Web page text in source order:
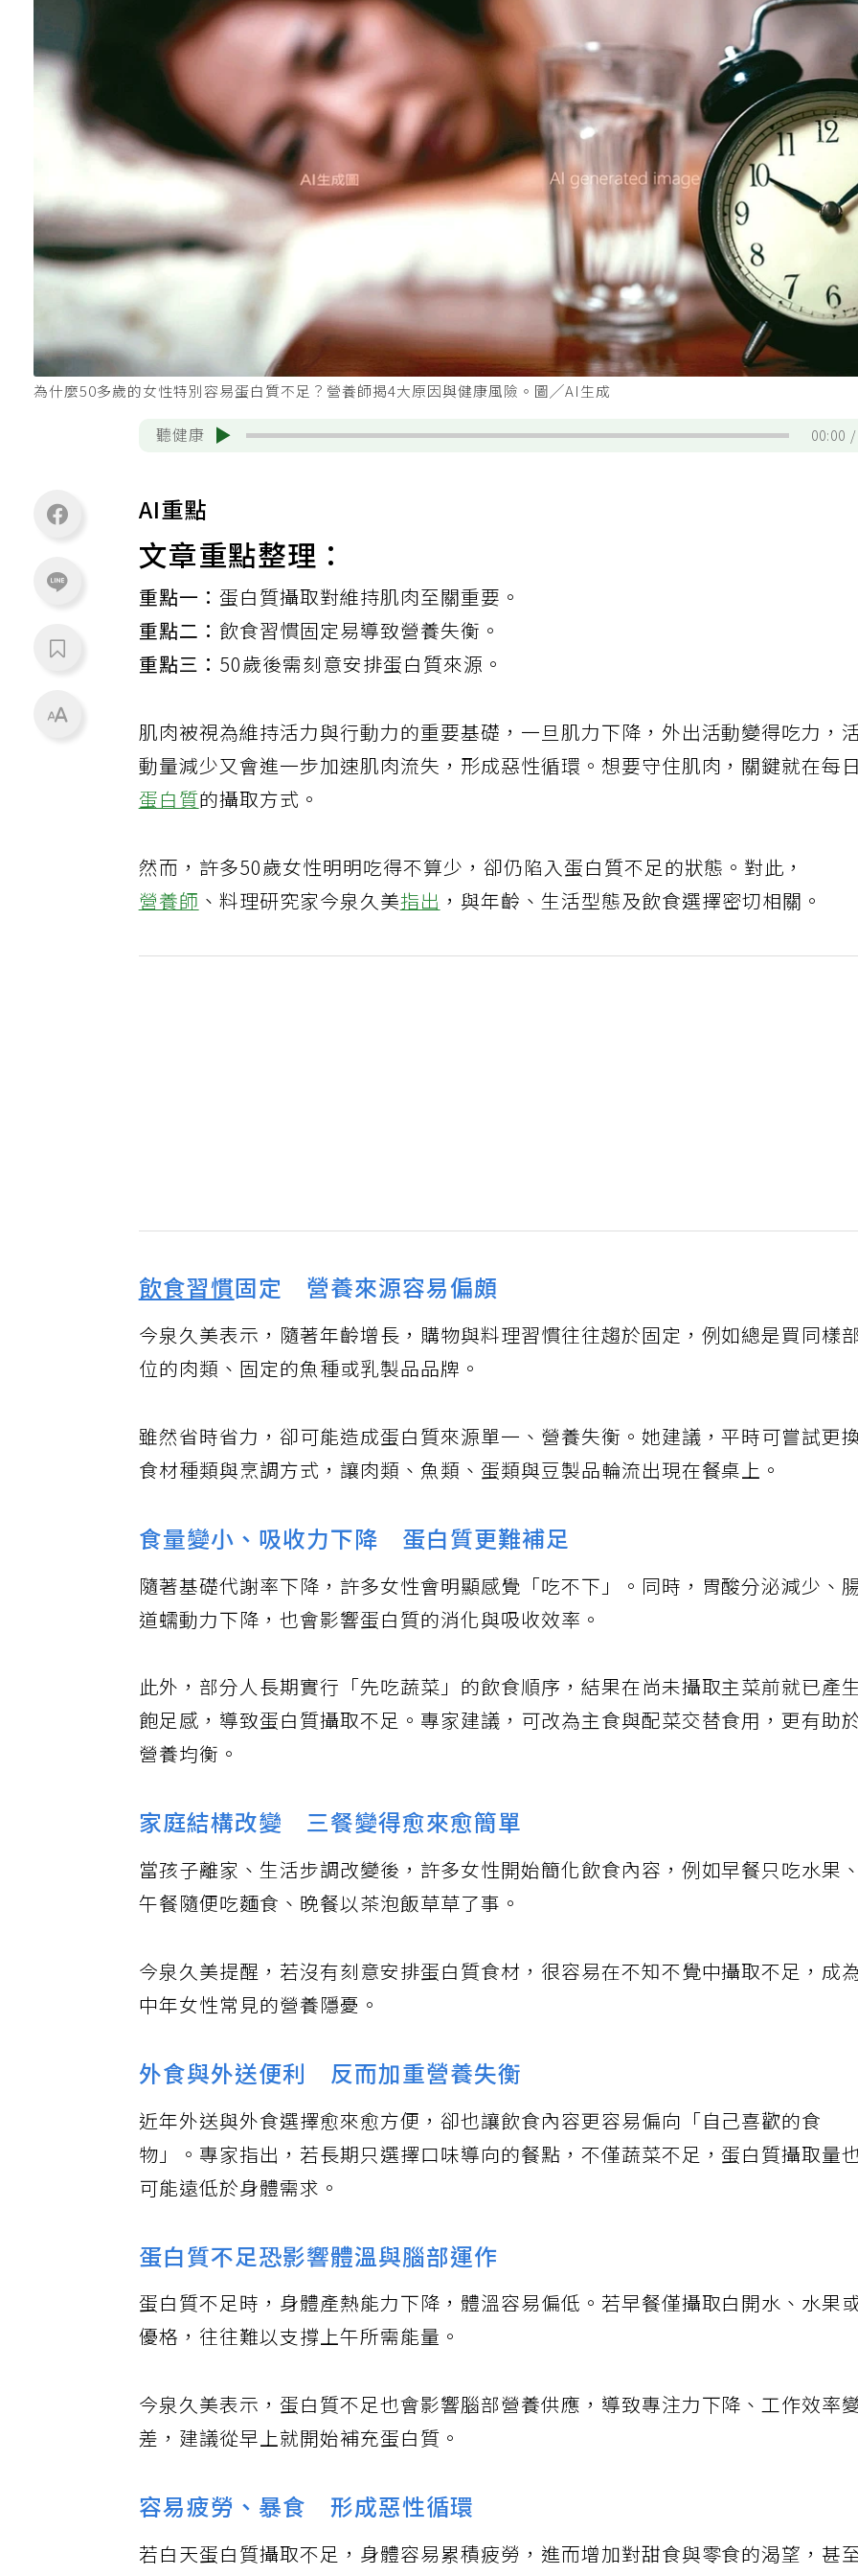
為什麼50多歲的女性特別容易蛋白質不足？營養師揭4大原因與健康風險。圖╱AI生成
聽健康 00:00
AI重點
文章重點整理：
重點一：蛋白質攝取對維持肌肉至關重要。
重點二： 飲食習慣固定易導致營養失衡。
重點三： 50歲後需刻意安排蛋白質來源。
肌肉被視為維持活力與行動力的重要基礎，一旦肌力下降，外出活動變得吃力，
動量減少又會進一步加速肌肉流失，形成惡性循環。想要守住肌肉，關鍵就在每日
蛋白質的攝取方式。
然而，許多50歲女性明明吃得不算少，卻仍陷入蛋白質不足的狀態。對此，
營養師 、料理研究家今泉久美指出 ，與年齡、生活型態及飲食選擇密切相關。
飲食習慣固定 營養來源容易偏頗
今泉久美表示，隨著年齡增長，購物與料理習慣往往趨於固定，例如總是買同樣部
位的肉類、固定的魚種或乳製品品牌。
雖然省時省力，卻可能造成蛋白質來源單一、營養失衡。她建議，平時可嘗試更
食材種類與烹調方式，讓肉類、魚類、蛋類與豆製品輪流出現在餐桌上。
食量變小、吸收力下降 蛋白質更難補足
隨著基礎代謝率下降，許多女性會明顯感覺「吃不下」。同時，胃酸分泌減少、
道蠕動力下降，也會影響蛋白質的消化與吸收效率。
此外，部分人長期實行「先吃蔬菜」的飲食順序，結果在尚未攝取主菜前就已產
飽足感，導致蛋白質攝取不足。專家建議，可改為主食與配菜交替食用，更有助於
營養均衡。
家庭結構改變 三餐變得愈來愈簡單
當孩子離家、生活步調改變後，許多女性開始簡化飲食內容，例如早餐只吃水果、
午餐隨便吃麵食、晚餐以茶泡飯草草了事。
今泉久美提醒，若沒有刻意安排蛋白質食材，很容易在不知不覺中攝取不足，成
中年女性常見的營養隱憂。
外食與外送便利 反而加重營養失衡
近年外送與外食選擇愈來愈方便，卻也讓飲食內容更容易偏向「自己喜歡的食
物」。專家指出，若長期只選擇口味導向的餐點，不僅蔬菜不足，蛋白質攝取量
可能遠低於身體需求。
蛋白質不足恐影響體溫與腦部運作
蛋白質不足時，身體產熱能力下降，體溫容易偏低。若早餐僅攝取白開水、水果
優格，往往難以支撐上午所需能量。
今泉久美表示，蛋白質不足也會影響腦部營養供應，導致專注力下降、工作效率
差，建議從早上就開始補充蛋白質。
容易疲勞、暴食 形成惡性循環